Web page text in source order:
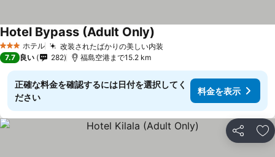
3 ホテルのランク
ホテル 改装されたばかりの美しい内装
Hotel Bypass (Adult Only)
7.7 良い 282 福島空港まで15.2 km
正確な料金を確認するには日付を選択してく
ださい
料金を表示
シェア お